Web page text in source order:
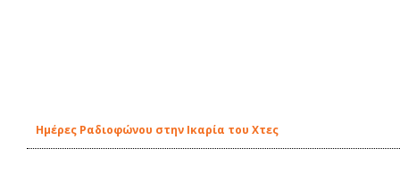
Ημέρες Ραδιοφώνου στην Ικαρία του Χτες